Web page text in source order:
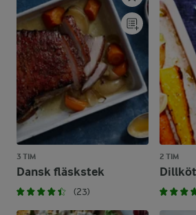
3 TIM
Dansk fläskstek
(23)
2 TIM